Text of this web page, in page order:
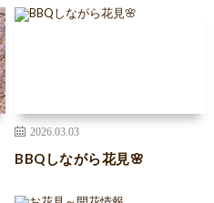
2026.03.03
BBQしながら花見🌸